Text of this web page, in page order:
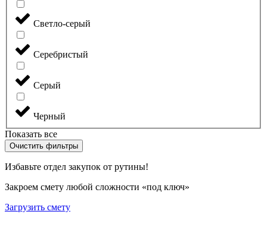
Светло-серый
Серебристый
Серый
Черный
Показать все
Очистить фильтры
Избавьте отдел закупок от рутины!
Закроем смету любой сложности «под ключ»
Загрузить смету